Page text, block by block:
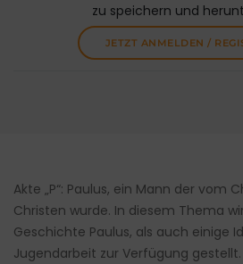
zu speichern und
JETZT ANMELDEN /
Akte „P“: Paulus, ein Mann der vom
Christen wurde. In diesem Thema
Geschichte Paulus, als auch einige
Jugendarbeit zur Verfügung gestellt.